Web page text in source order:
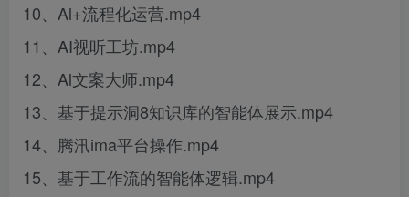
10、Al+流程化运营.mp4
11、AI视听工坊.mp4
12、Al文案大师.mp4
13、基于提示洞8知识库的智能体展示.mp4
14、腾汛ima平台操作.mp4
15、基于工作流的智能体逻辑.mp4